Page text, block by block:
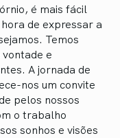
é mais fácil
de expressar a
Temos
e
A jornada de
nos um convite
pelos nossos
o trabalho
sonhos e visões